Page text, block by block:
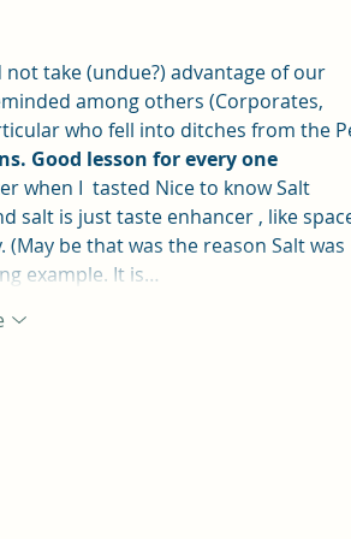
take (undue?) advantage of our
among others (Corporates,
who fell into ditches from the
Good lesson for every one
when I  tasted Nice to know Salt
salt is just taste enhancer , like
be that was the reason Salt was
example. It is…